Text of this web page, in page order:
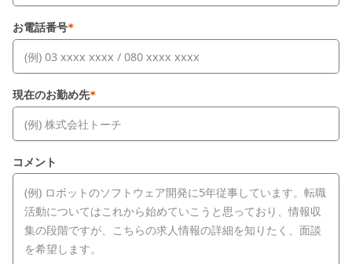
お電話番号*
現在のお勤め先*
コメント